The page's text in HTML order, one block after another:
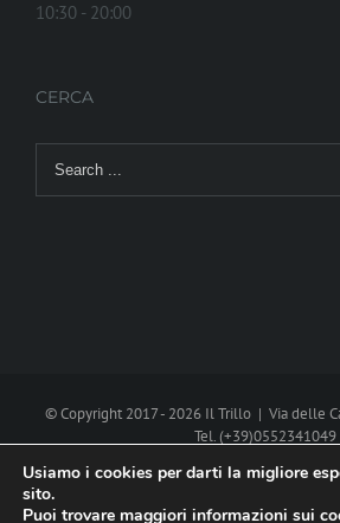
10:30 - 20:00
CERCA
for:
© Copyright 2017 - 2026 Il Trillo | Via delle
Tel. (+39)0552341049
Usiamo i cookies per darti la migliore
sito.
Puoi trovare maggiori informazioni sui